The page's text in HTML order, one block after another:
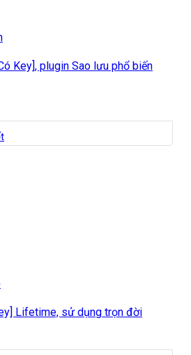
Key], plugin Sao lưu phổ biến
Lifetime, sử dụng trọn đời